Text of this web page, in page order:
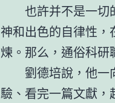
也許并不是一切
神和出色的自律性
煉。那么，通俗科研
劉德培說，他
驗、看完一篇文獻，